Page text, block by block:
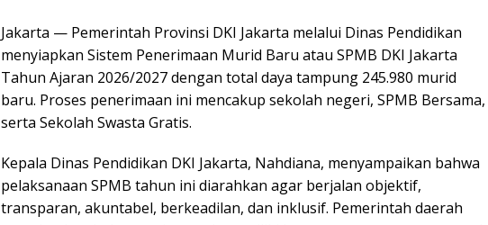
Jakarta — Pemerintah Provinsi DKI Jakarta melalui Dinas Pendidikan
menyiapkan Sistem Penerimaan Murid Baru atau SPMB DKI Jakarta
Tahun Ajaran 2026/2027 dengan total daya tampung 245.980 murid
baru. Proses penerimaan ini mencakup sekolah negeri, SPMB Bersama,
serta Sekolah Swasta Gratis.
Kepala Dinas Pendidikan DKI Jakarta, Nahdiana, menyampaikan bahwa
pelaksanaan SPMB tahun ini diarahkan agar berjalan objektif,
transparan, akuntabel, berkeadilan, dan inklusif. Pemerintah daerah